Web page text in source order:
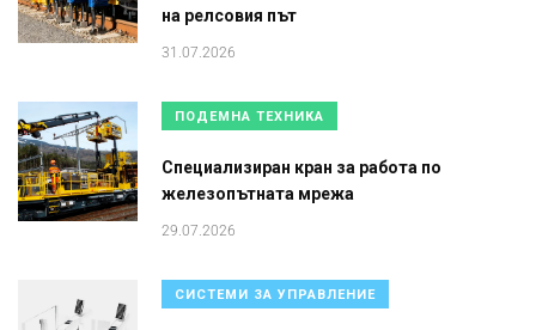
на релсовия път
31.07.2026
ПОДЕМНА ТЕХНИКА
Специализиран кран за работа по
железопътната мрежа
29.07.2026
СИСТЕМИ ЗА УПРАВЛЕНИЕ